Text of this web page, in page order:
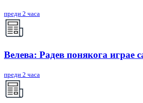
преди 2 часа
Велева: Радев понякога играе
преди 2 часа